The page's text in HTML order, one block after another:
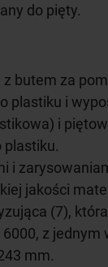
do pięty.
butem za
plastiku i
i
plastiku.
i
jakości
(7),
z
mm.